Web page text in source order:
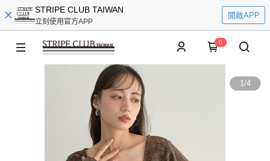
STRIPE CLUB TAIWAN
立刻使用官方APP
開啟APP
0
1/4